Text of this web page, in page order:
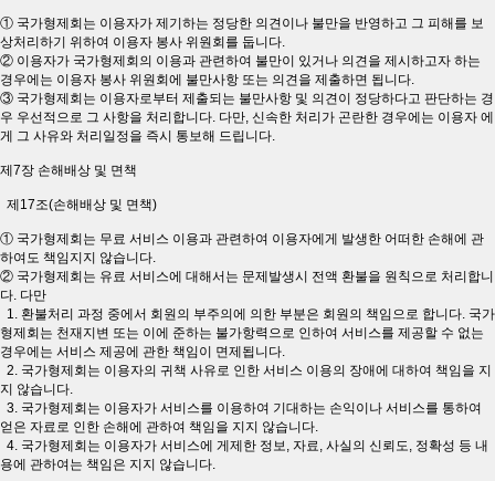
① 국가형제회는 이용자가 제기하는 정당한 의견이나 불만을 반영하고 그 피해를 보
상처리하기 위하여 이용자 봉사 위원회를 둡니다.
② 이용자가 국가형제회의 이용과 관련하여 불만이 있거나 의견을 제시하고자 하는
경우에는 이용자 봉사 위원회에 불만사항 또는 의견을 제출하면 됩니다.
③ 국가형제회는 이용자로부터 제출되는 불만사항 및 의견이 정당하다고 판단하는 경
우 우선적으로 그 사항을 처리합니다. 다만, 신속한 처리가 곤란한 경우에는 이용자 에
게 그 사유와 처리일정을 즉시 통보해 드립니다.
제7장 손해배상 및 면책
제17조(손해배상 및 면책)
① 국가형제회는 무료 서비스 이용과 관련하여 이용자에게 발생한 어떠한 손해에 관
하여도 책임지지 않습니다.
② 국가형제회는 유료 서비스에 대해서는 문제발생시 전액 환불을 원칙으로 처리합니
다. 다만
1. 환불처리 과정 중에서 회원의 부주의에 의한 부분은 회원의 책임으로 합니다. 국가
형제회는 천재지변 또는 이에 준하는 불가항력으로 인하여 서비스를 제공할 수 없는
경우에는 서비스 제공에 관한 책임이 면제됩니다.
2. 국가형제회는 이용자의 귀책 사유로 인한 서비스 이용의 장애에 대하여 책임을 지
지 않습니다.
3. 국가형제회는 이용자가 서비스를 이용하여 기대하는 손익이나 서비스를 통하여
얻은 자료로 인한 손해에 관하여 책임을 지지 않습니다.
4. 국가형제회는 이용자가 서비스에 게제한 정보, 자료, 사실의 신뢰도, 정확성 등 내
용에 관하여는 책임은 지지 않습니다.